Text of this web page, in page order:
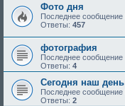
Фото дня
Последнее сообщение
Ответы: 457
фотография
Последнее сообщение
Ответы: 4
Сегодня наш день
Последнее сообщение
Ответы: 2